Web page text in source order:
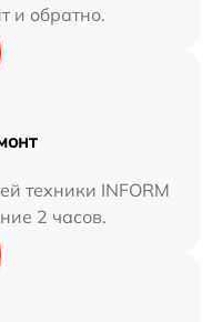
и обратно.
техники INFORM
2 часов.